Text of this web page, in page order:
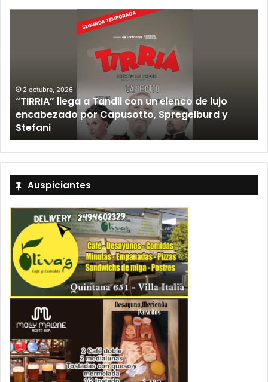
12 septiembre, 2026
Los Fabulosos Cadillacs anunciaron su show en
Tandil y ya están a la venta las entradas
Auspiciantes